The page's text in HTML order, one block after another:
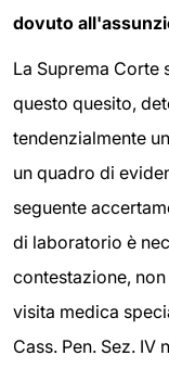
dovuto
La Suprema Corte
questo quesito,
tendenzialmente
un quadro di
seguente
di laboratorio è
contestazione,
visita medica
Cass. Pen. Sez. IV